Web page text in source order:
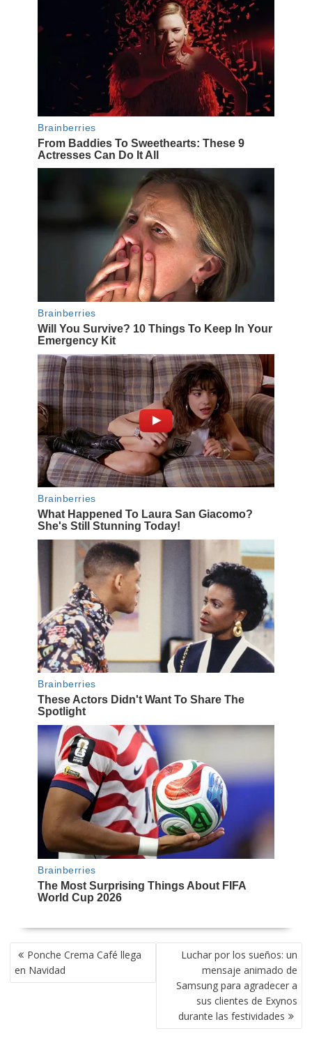
NAVEGACIÓN
DE
ENTRADAS
Ponche Crema Café llega
en Navidad
Luchar por los sueños: un
mensaje animado de
Samsung para agradecer a
sus clientes de Exynos
durante las festividades